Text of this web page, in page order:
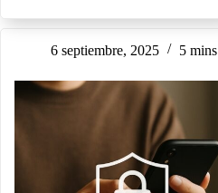
6 septiembre, 2025 5 mins